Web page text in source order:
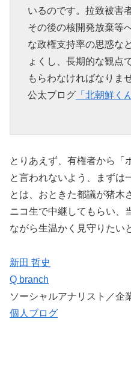
いるのです。拉致被害
その後の核開発放棄等
な政権支持率の思惑な
ょくし、長期的な観点
もらわなければなり
公太ブログ「北朝鮮くん
とりあえず、有権者から「
と言われないよう、まずは
とは、おときた都議が猪木
ニコ生で中継してもらい、
ながら生温かく見守りたい
新田 哲史
Q branch
ソーシャルアナリスト／企
個人ブログ